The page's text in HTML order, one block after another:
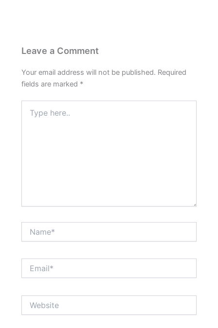
Leave a Comment
Your email address will not be published. Required
fields are marked *
here..